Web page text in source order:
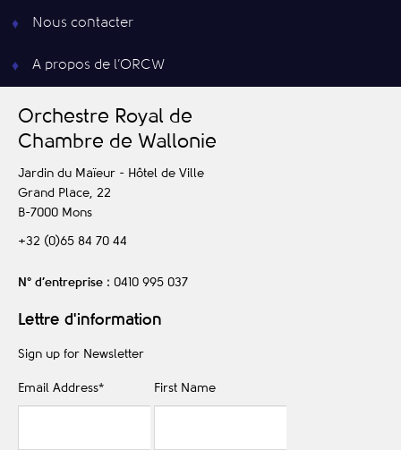
Nous contacter
A propos de l’ORCW
Orchestre Royal de
Chambre de Wallonie
Jardin du Maïeur - Hôtel de Ville
Grand Place, 22
B-7000 Mons
+32 (0)65 84 70 44
N° d’entreprise : 0410 995 037
Lettre d'information
Sign up for Newsletter
Email Address* First Name